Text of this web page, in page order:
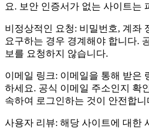
요. 보안 인증서가 없는 사이트는
비정상적인 요청: 비밀번호, 계좌
요구하는 경우 경계해야 합니다.
보를 요청하지 않습니다.
이메일 링크: 이메일을 통해 받은
하세요. 공식 이메일 주소인지 확
속하여 로그인하는 것이 안전합니
사용자 리뷰: 해당 사이트에 대한